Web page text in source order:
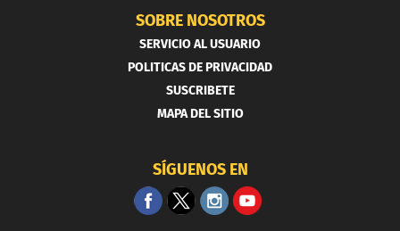
SOBRE NOSOTROS
SERVICIO AL USUARIO
POLITICAS DE PRIVACIDAD
SUSCRIBETE
MAPA DEL SITIO
SÍGUENOS EN